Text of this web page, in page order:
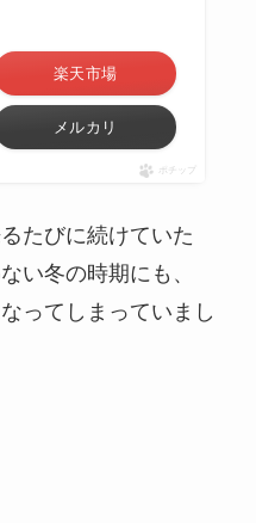
楽天市場
メルカリ
ポチップ
たびに続けていた
い冬の時期にも、
ってしまっていまし